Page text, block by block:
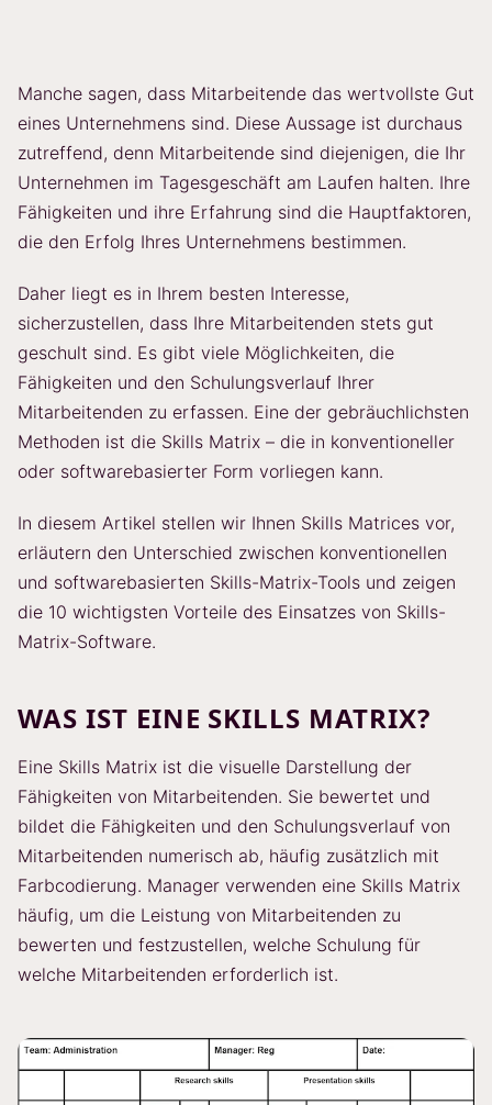
Manche sagen, dass Mitarbeitende das wertvollste Gut
eines Unternehmens sind. Diese Aussage ist durchaus
zutreffend, denn Mitarbeitende sind diejenigen, die Ihr
Unternehmen im Tagesgeschäft am Laufen halten. Ihre
Fähigkeiten und ihre Erfahrung sind die Hauptfaktoren,
die den Erfolg Ihres Unternehmens bestimmen.
Daher liegt es in Ihrem besten Interesse,
sicherzustellen, dass Ihre Mitarbeitenden stets gut
geschult sind. Es gibt viele Möglichkeiten, die
Fähigkeiten und den Schulungsverlauf Ihrer
Mitarbeitenden zu erfassen. Eine der gebräuchlichsten
Methoden ist die Skills Matrix – die in konventioneller
oder softwarebasierter Form vorliegen kann.
In diesem Artikel stellen wir Ihnen Skills Matrices vor,
erläutern den Unterschied zwischen konventionellen
und softwarebasierten Skills-Matrix-Tools und zeigen
die 10 wichtigsten Vorteile des Einsatzes von Skills-
Matrix-Software.
WAS IST EINE SKILLS MATRIX?
Eine Skills Matrix ist die visuelle Darstellung der
Fähigkeiten von Mitarbeitenden. Sie bewertet und
bildet die Fähigkeiten und den Schulungsverlauf von
Mitarbeitenden numerisch ab, häufig zusätzlich mit
Farbcodierung. Manager verwenden eine Skills Matrix
häufig, um die Leistung von Mitarbeitenden zu
bewerten und festzustellen, welche Schulung für
welche Mitarbeitenden erforderlich ist.